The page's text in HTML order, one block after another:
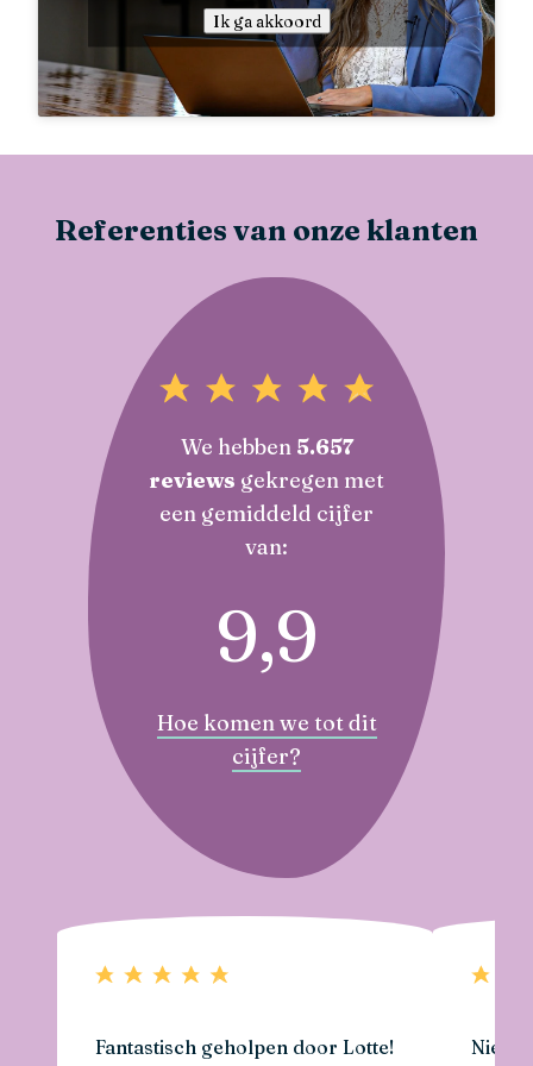
Ik ga akkoord
Referenties van onze klanten
We hebben 5.657
reviews gekregen met
een gemiddeld cijfer
van:
9,9
Hoe komen we tot dit
cijfer?
Fantastisch geholpen door Lotte!
Niels